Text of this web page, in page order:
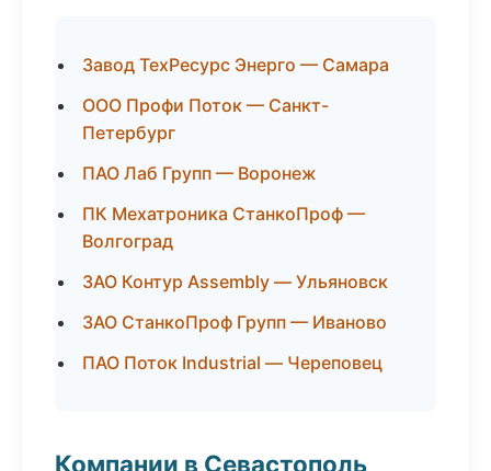
Завод ТехРесурс Энерго — Самара
ООО Профи Поток — Санкт-
Петербург
ПАО Лаб Групп — Воронеж
ПК Мехатроника СтанкоПроф —
Волгоград
ЗАО Контур Assembly — Ульяновск
ЗАО СтанкоПроф Групп — Иваново
ПАО Поток Industrial — Череповец
Компании в Севастополь